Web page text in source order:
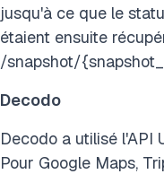
jusqu'à ce que le
étaient ensuite
/snapshot/
Decodo
Decodo a utilisé l'API
Pour Google Maps,